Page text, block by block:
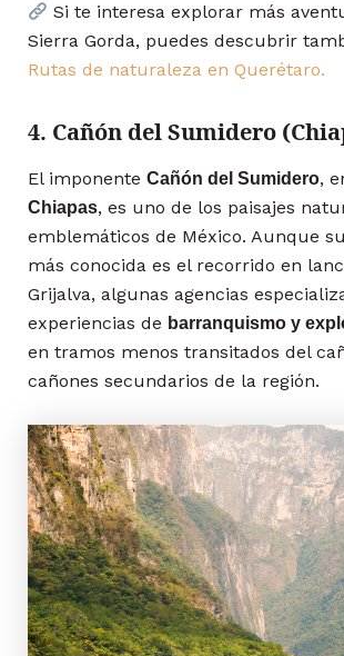
Si te interesa explorar más
Sierra Gorda, puedes descubrir
Rutas de naturaleza en Querétaro.
4. Cañón del Sumidero
El imponente Cañón del Sumidero,
Chiapas, es uno de los paisajes
emblemáticos de México. Aunque
más conocida es el recorrido en
Grijalva, algunas agencias
experiencias de barranquismo y
en tramos menos transitados del
cañones secundarios de la región.